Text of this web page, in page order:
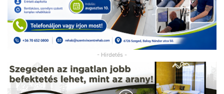
- Hirdetés -